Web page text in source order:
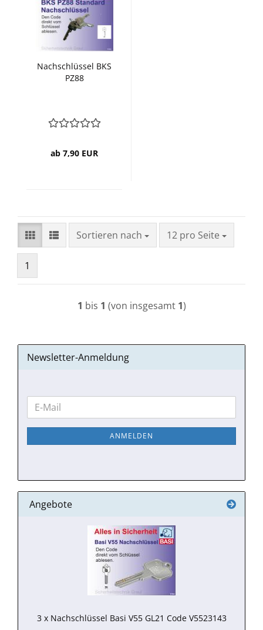
Nachschlüssel BKS
PZ88
ab 7,90 EUR
Sortieren nach
Sortieren nach 12 pro Seite
pro Seite
1
1 bis 1 (von insgesamt 1)
Newsletter-Anmeldung
WEITER
ZUR
NEWSLETTER-
E-
Mail
ANMELDEN
Angebote
3 x Nachschlüssel Basi V55 GL21 Code V5523143